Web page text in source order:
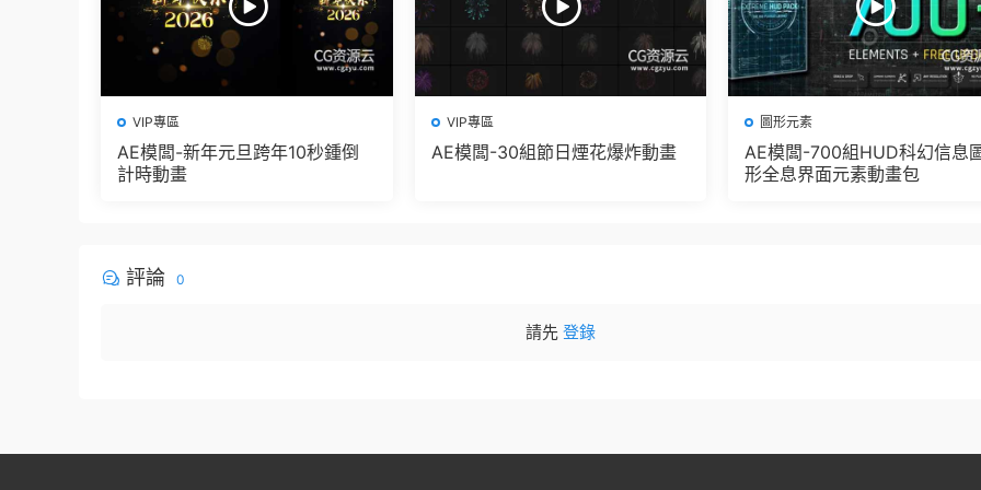
VIP專區
AE模闆-新年元旦跨年10秒鍾倒
計時動畫
VIP專區
AE模闆-30組節日煙花爆炸動畫
圖形元素
AE模闆-700組HUD科幻信息
形全息界面元素動畫包
評論 0
請先 登錄